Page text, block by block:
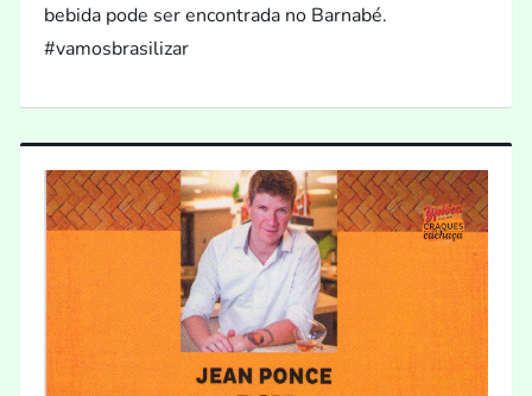
bebida pode ser encontrada no Barnabé.
#vamosbrasilizar